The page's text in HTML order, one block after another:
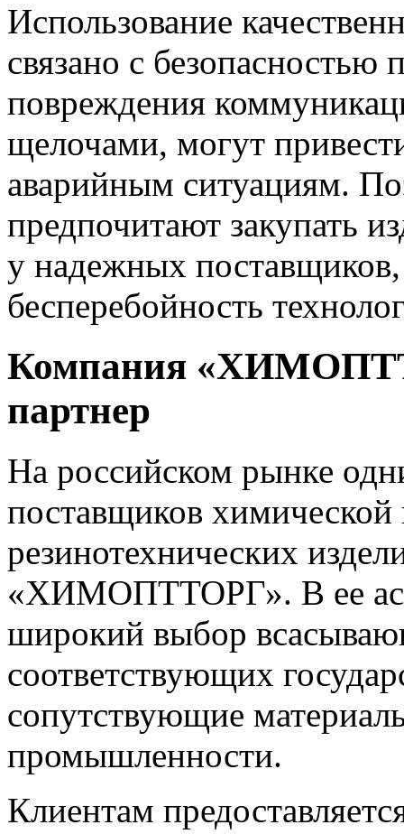
Использование
связано с
повреждения
щелочами, могут
аварийным ситуациям.
предпочитают закупать
у надежных поставщиков,
бесперебойность
Компания
партнер
На российском рынке
поставщиков
резинотехнических
«ХИМОПТТОРГ». В ее
широкий выбор
соответствующих
сопутствующие
промышленности.
Клиентам